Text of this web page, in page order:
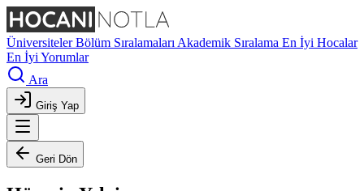
ÜniversitelerBölüm Sıralamaları Akademik Sıralama En İyi Hocalar
En İyi Yorumlar
Ara
Giriş Yap
Geri Dön